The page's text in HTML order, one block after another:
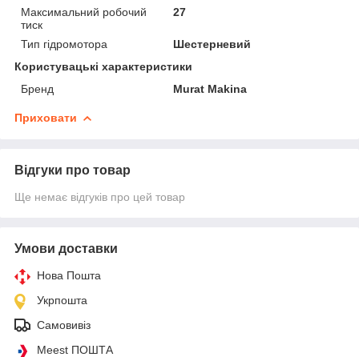
Максимальний робочий
тиск
27
Тип гідромотора
Шестерневий
Користувацькі характеристики
Бренд
Murat Makina
Приховати
Відгуки про товар
Ще немає відгуків про цей товар
Умови доставки
Нова Пошта
Укрпошта
Самовивіз
Meest ПОШТА